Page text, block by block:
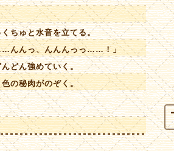
ちゅと水音を立てる。
んんっ、んんんっっ……！」
どん強めていく。
の秘肉がのぞく。